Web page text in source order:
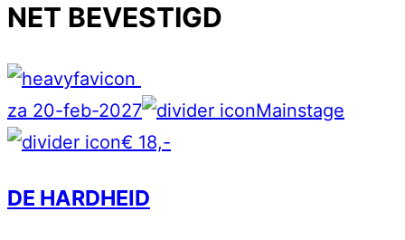
NET BEVESTIGD
za 20-feb-2027
Mainstage
€ 18,-
DE HARDHEID